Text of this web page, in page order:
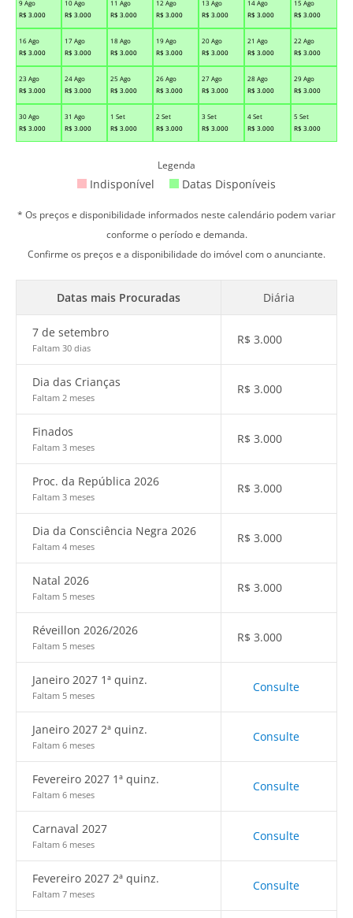
9 Ago
R$ 3.000
10 Ago
R$ 3.000
11 Ago
R$ 3.000
12 Ago
R$ 3.000
13 Ago
R$ 3.000
14 Ago
R$ 3.000
15 Ago
R$ 3.000
16 Ago
R$ 3.000
17 Ago
R$ 3.000
18 Ago
R$ 3.000
19 Ago
R$ 3.000
20 Ago
R$ 3.000
21 Ago
R$ 3.000
22 Ago
R$ 3.000
23 Ago
R$ 3.000
24 Ago
R$ 3.000
25 Ago
R$ 3.000
26 Ago
R$ 3.000
27 Ago
R$ 3.000
28 Ago
R$ 3.000
29 Ago
R$ 3.000
30 Ago
R$ 3.000
31 Ago
R$ 3.000
1 Set
R$ 3.000
2 Set
R$ 3.000
3 Set
R$ 3.000
4 Set
R$ 3.000
5 Set
R$ 3.000
Legenda
Indisponível Datas Disponíveis
* Os preços e disponibilidade informados neste calendário podem variar
conforme o período e demanda.
Confirme os preços e a disponibilidade do imóvel com o anunciante.
Datas mais Procuradas Diária
7 de setembro
Faltam 30 dias
R$ 3.000
Dia das Crianças
Faltam 2 meses
R$ 3.000
Finados
Faltam 3 meses
R$ 3.000
Proc. da República 2026
Faltam 3 meses
R$ 3.000
Dia da Consciência Negra 2026
Faltam 4 meses
R$ 3.000
Natal 2026
Faltam 5 meses
R$ 3.000
Réveillon 2026/2026
Faltam 5 meses
R$ 3.000
Janeiro 2027 1ª quinz.
Faltam 5 meses
Consulte
Janeiro 2027 2ª quinz.
Faltam 6 meses
Consulte
Fevereiro 2027 1ª quinz.
Faltam 6 meses
Consulte
Carnaval 2027
Faltam 6 meses
Consulte
Fevereiro 2027 2ª quinz.
Faltam 7 meses
Consulte